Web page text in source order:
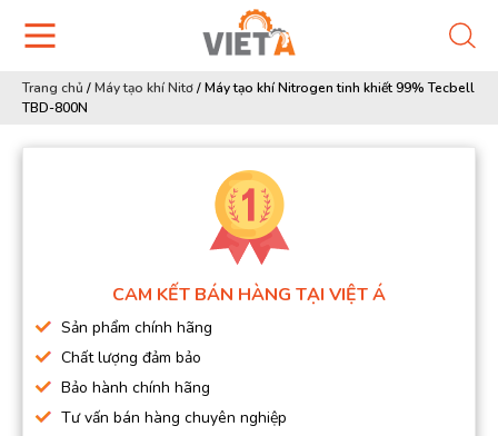
Trang chủ /Máy tạo khí Nitơ/Máy tạo khí Nitrogen tinh khiết 99% Tecbell
TBD-800N
CAM KẾT BÁN HÀNG TẠI VIỆT Á
Sản phẩm chính hãng
Chất lượng đảm bảo
Bảo hành chính hãng
Tư vấn bán hàng chuyên nghiệp